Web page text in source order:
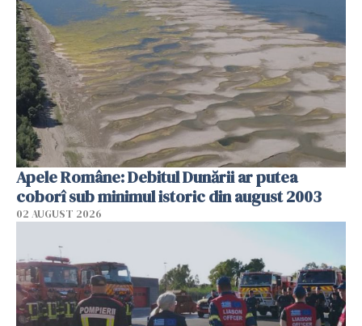
Apele Române: Debitul Dunării ar putea
coborî sub minimul istoric din august 2003
02 AUGUST 2026